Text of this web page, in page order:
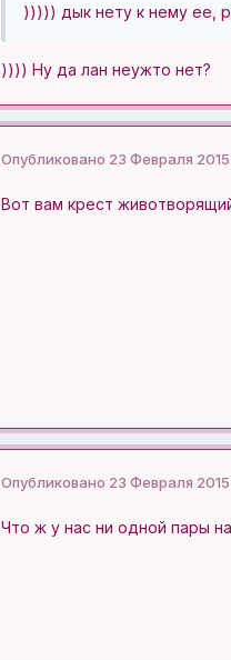
))))) дык нету к нему ее,
)))) Ну да лан неужто нет?
Опубликовано 23 Февраля 2015
Вот вам крест
Опубликовано 23 Февраля 2015
Что ж у нас ни одной пары